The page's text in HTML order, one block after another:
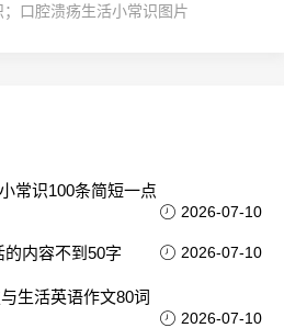
口腔溃疡生活小常识图片
常识100条简短一点
2026-07-10
内容不到50字 2026-07-10
生活英语作文80词
2026-07-10